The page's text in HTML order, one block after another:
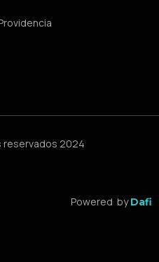
reservados 2024
Powered byDafi